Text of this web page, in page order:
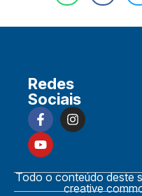
Redes
Sociais
Todo o conteúdo deste
creative